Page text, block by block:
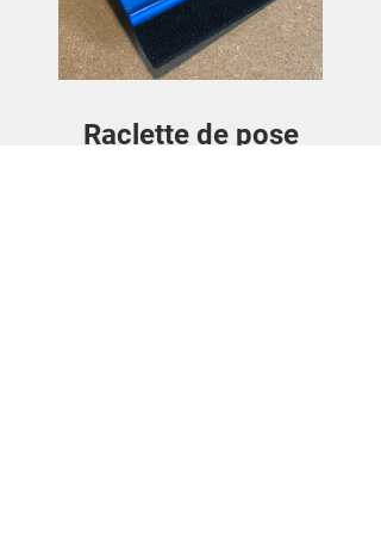
Raclette de pose